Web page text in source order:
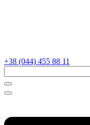
+38 (044) 455 88 11